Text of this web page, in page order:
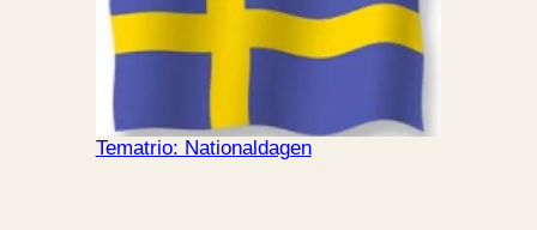
Tematrio: Nationaldagen